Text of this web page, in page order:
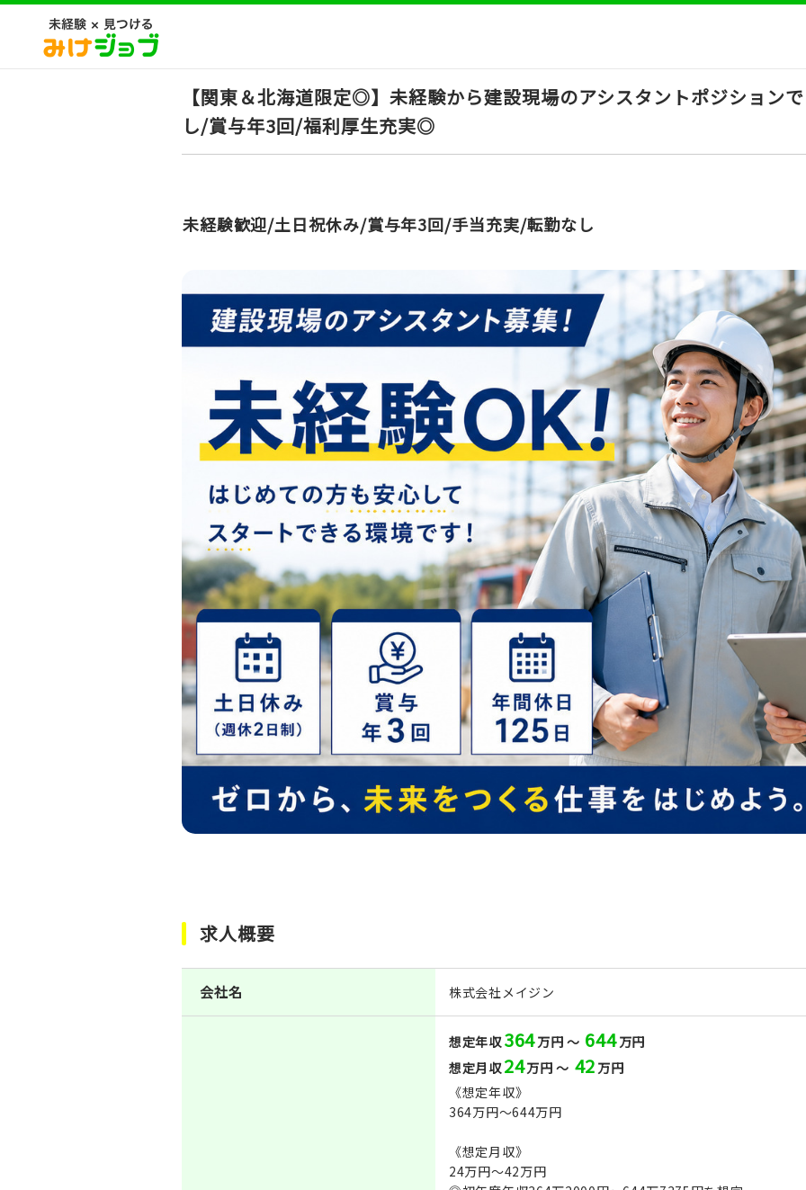
【関東＆北海道限定◎】未経験から建設現場のアシスタントポジション
し/賞与年3回/福利厚生充実◎
未経験歓迎/土日祝休み/賞与年3回/手当充実/転勤なし
求人概要
会社名 株式会社メイジン
想定年収364万円 ～ 644万円
想定月収24万円 ～ 42 万円
《想定年収》
364万円～644万円
《想定月収》
24万円～42万円